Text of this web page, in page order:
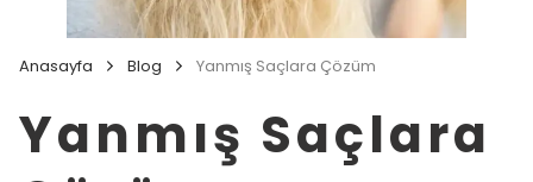
Anasayfa Blog Yanmış Saçlara Çözüm
Yanmış Saçlara